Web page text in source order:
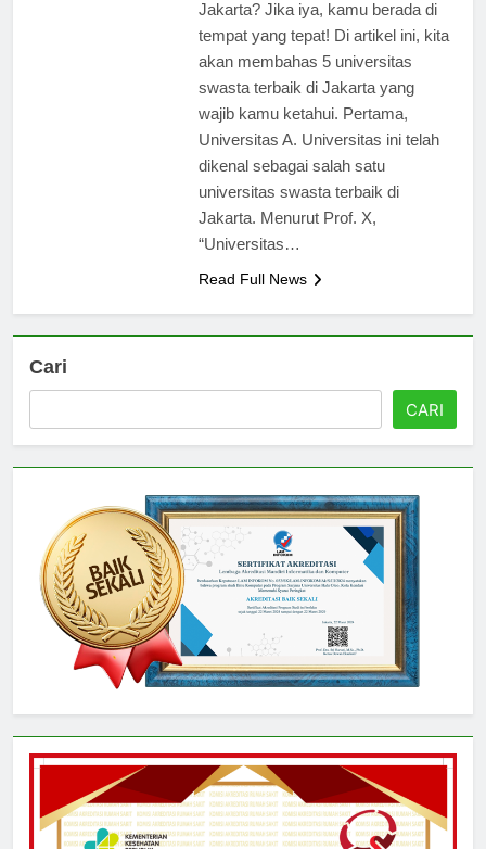
Jakarta? Jika iya, kamu berada di
tempat yang tepat! Di artikel ini, kita
akan membahas 5 universitas
swasta terbaik di Jakarta yang
wajib kamu ketahui. Pertama,
Universitas A. Universitas ini telah
dikenal sebagai salah satu
universitas swasta terbaik di
Jakarta. Menurut Prof. X,
“Universitas…
Read Full News
Cari
CARI